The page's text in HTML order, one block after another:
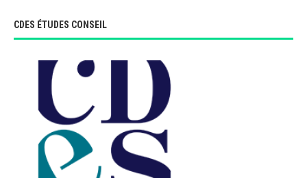
CDES ÉTUDES CONSEIL